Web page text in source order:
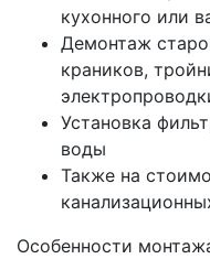
кухонного или
Демонтаж
краников,
Установка
воды
Также на
Особенности